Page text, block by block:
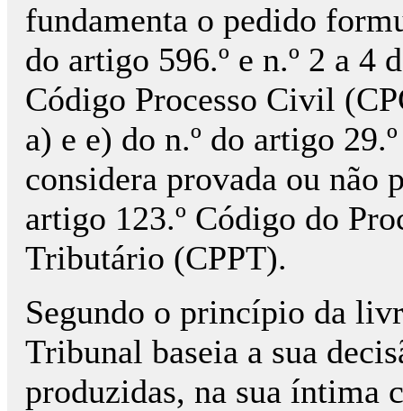
fundamenta o pedido
do artigo 596.º e n.º 2 a 4
Código Processo Civil
a) e e) do n.º do artigo
considera provada ou não
artigo 123.º Código do
Tributário (CPPT).
Segundo o princípio da
Tribunal baseia a sua
produzidas, na sua íntima